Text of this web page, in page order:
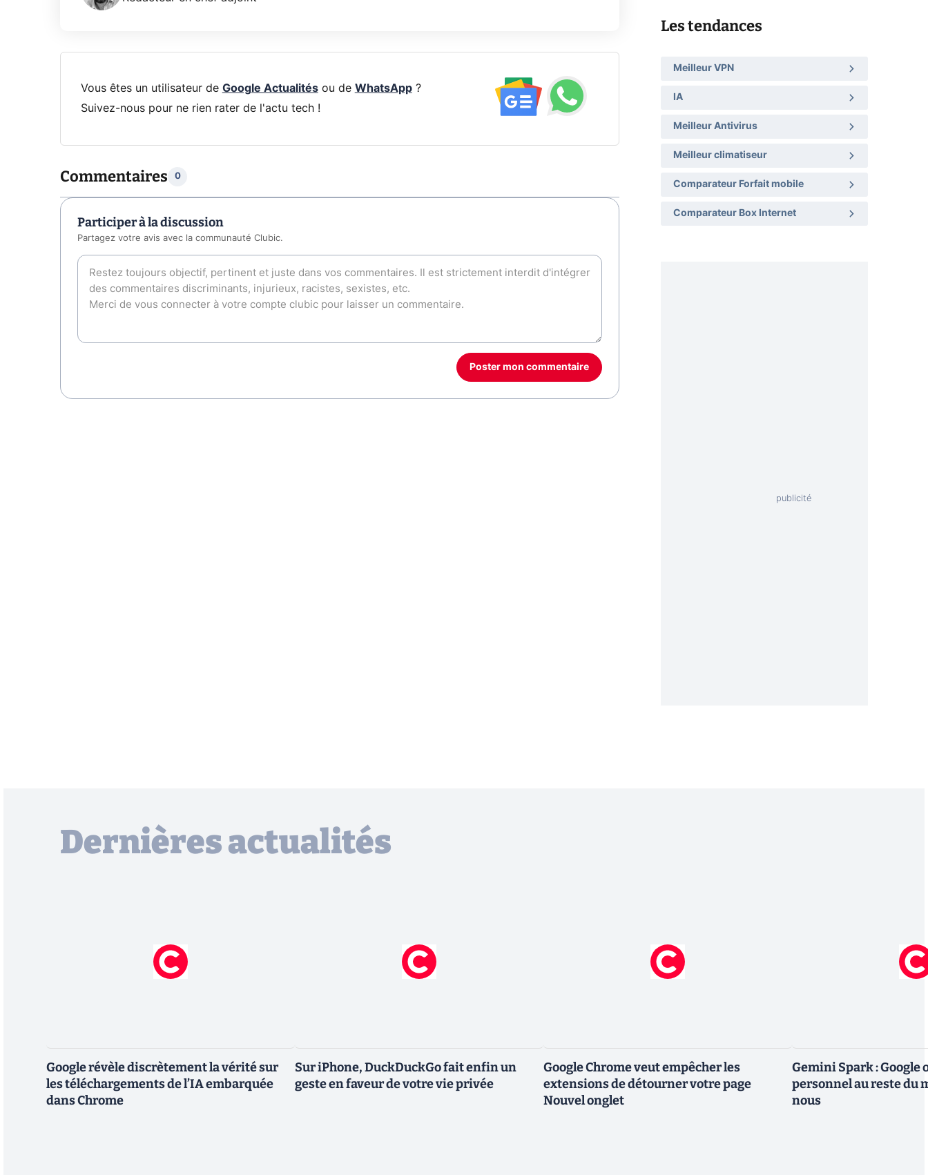
Vous êtes un utilisateur de Google Actualitésou de WhatsApp?
Suivez-nous pour ne rien rater de l'actu tech !
Commentaires 0
Participer à la discussion
Partagez votre avis avec la communauté Clubic.
Poster mon commentaire
Les tendances
Meilleur VPN
IA
Meilleur Antivirus
Meilleur climatiseur
Comparateur Forfait mobile
Comparateur Box Internet
Dernières actualités
Google révèle discrètement la vérité sur
les téléchargements de l’IA embarquée
dans Chrome
Sur iPhone, DuckDuckGo fait enfin un
geste en faveur de votre vie privée
Google Chrome veut empêcher les
extensions de détourner votre page
Nouvel onglet
Gemini Spark : Google
personnel au reste du
nous